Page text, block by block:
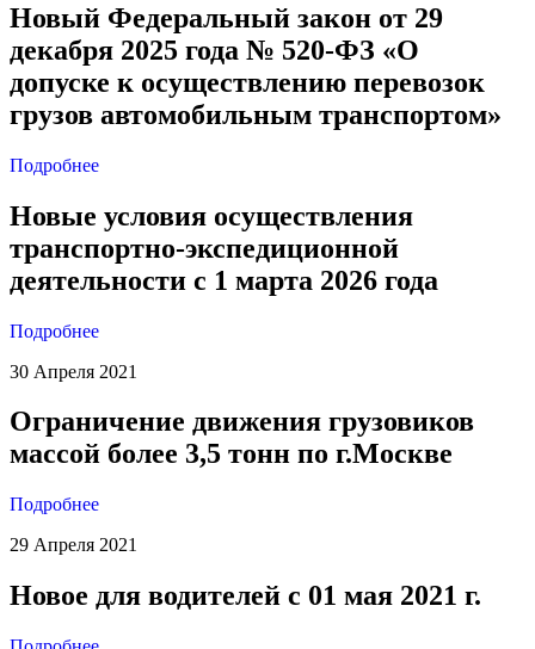
Новый Федеральный закон от 29
декабря 2025 года № 520-ФЗ «О
допуске к осуществлению перевозок
грузов автомобильным транспортом»
Подробнее
Новые условия осуществления
транспортно-экспедиционной
деятельности с 1 марта 2026 года
Подробнее
30 Апреля 2021
Ограничение движения грузовиков
массой более 3,5 тонн по г.Москве
Подробнее
29 Апреля 2021
Новое для водителей с 01 мая 2021 г.